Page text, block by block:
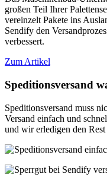
großen Teil Ihrer
vereinzelt Pakete ins
Sendify den
verbessert.
Zum Artikel
Speditionsversand
Speditionsversand muss
Versand einfach und
und wir erledigen den